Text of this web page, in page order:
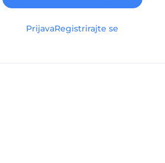
PrijavaRegistrirajte se